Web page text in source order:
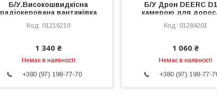
Б/У.Високошвидкісна
радіокерована вантажівка
4WD RTR , 2.4 ГГц,
01216210
1 340 ₴
Немає в наявності
+380 (97) 198-77-70
Б/У Дрон DEERC
камерою для
01284201
1 060 ₴
Немає в наявності
+380 (97) 198-77-